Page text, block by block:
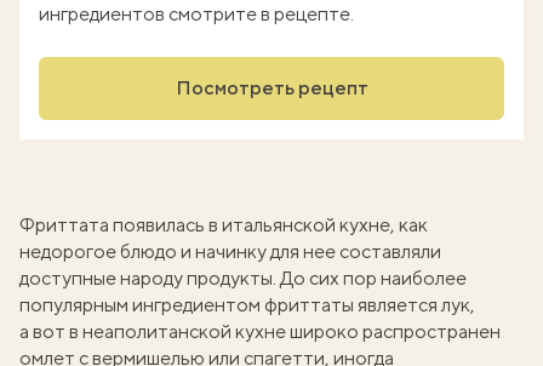
ингредиентов смотрите в рецепте.
Посмотреть рецепт
Фриттата появилась в итальянской кухне, как
недорогое блюдо и начинку для нее составляли
доступные народу продукты. До сих пор наиболее
популярным ингредиентом фриттаты является лук,
а вот в неаполитанской кухне широко распространен
омлет с вермишелью или спагетти, иногда